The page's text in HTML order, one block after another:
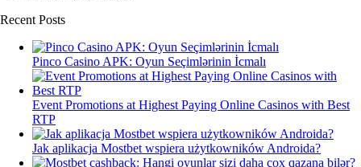
Recent Posts
Pinco Casino APK: Oyun Seçimlərinin İcmalı
Event Promotions at Highest Paying Online Casinos with Best
RTP
Jak aplikacja Mostbet wspiera użytkowników Androida?